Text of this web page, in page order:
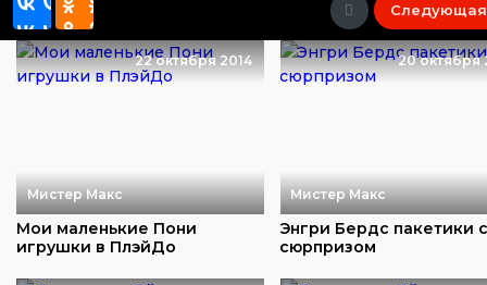
Следующая
22 октября 2014
Мистер Макс
Мои маленькие Пони
игрушки в ПлэйДо
20 октября
Мистер Макс
Энгри Бердс пакетики
сюрпризом